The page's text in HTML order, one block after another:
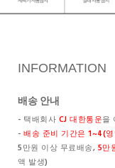
INFORMATION
배송 안내
- 택배회사 CJ 대한통운을
- 배송 준비 기간은 1~4(
5만원 이상 무료배송, 5만
액 발생)